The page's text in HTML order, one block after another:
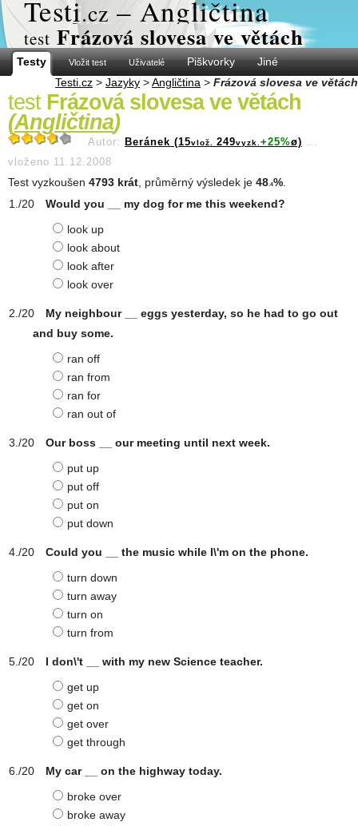
Testi.cz – Angličtina
test Frázová slovesa ve větách
Testy Vložit test Uživatelé Piškvorky
Jiné
Testi.cz > Jazyky >Angličtina > Frázová slovesa ve větách
test Frázová slovesa ve větách
(Angličtina)
Autor: Beránek (15vlož. 249vyzk. +25%ø) ...
vloženo 11.12.2008
Test vyzkoušen 4793 krát , průměrný výsledek je 48 .4%
Would you __ my dog for me this weekend?
look up
look about
look after
look over
My neighbour __ eggs yesterday, so he had to go out
and buy some.
ran off
ran from
ran for
ran out of
Our boss __ our meeting until next week.
put up
put off
put on
put down
Could you __ the music while I\'m on the phone.
turn down
turn away
turn on
turn from
I don\'t __ with my new Science teacher.
get up
get on
get over
get through
My car __ on the highway today.
broke over
broke away